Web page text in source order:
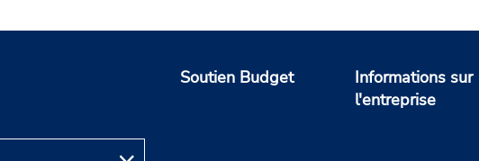
Soutien Budget
Informations sur
l'entreprise